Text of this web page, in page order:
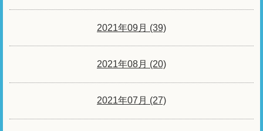
2021年09月 (39)
2021年08月 (20)
2021年07月 (27)